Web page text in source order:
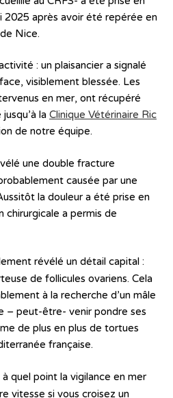
2025 après avoir été repérée en
Nice.
: un plaisancier a signalé
visiblement blessée. Les
en mer, ont récupéré
la Clinique Vétérinaire Ric
de notre équipe.
une double fracture
causée par une
la douleur a été prise en
chirurgicale a permis de
révélé un détail capital :
de follicules ovariens. Cela
à la recherche d’un mâle
– peut-être- venir pondre ses
de plus en plus de tortues
française.
quel point la vigilance en mer
vitesse si vous croisez un